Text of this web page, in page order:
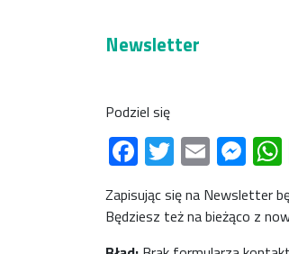
Newsletter
Podziel się
Facebook
Twitter
Email
Zapisując się na Newsletter
Będziesz też na bieżąco z